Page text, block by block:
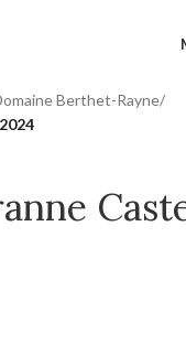
Berthet-Rayne/